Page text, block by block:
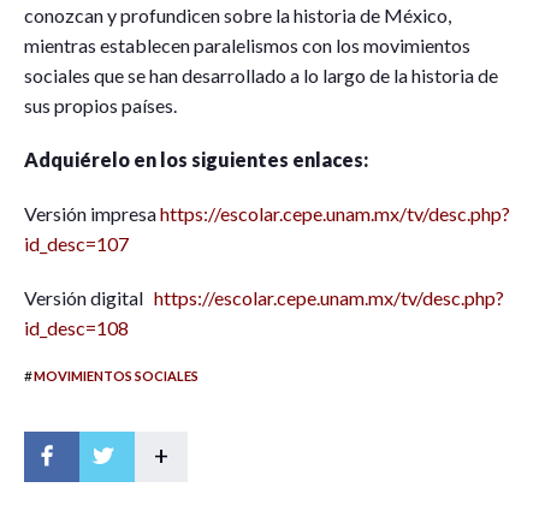
conozcan y profundicen sobre la historia de México,
mientras establecen paralelismos con los movimientos
sociales que se han desarrollado a lo largo de la historia de
sus propios países.
Adquiérelo en los siguientes enlaces:
Versión impresahttps://escolar.cepe.unam.mx/tv/desc.php?
id_desc=107
Versión digital https://escolar.cepe.unam.mx/tv/desc.php?
id_desc=108
#MOVIMIENTOS SOCIALES
+